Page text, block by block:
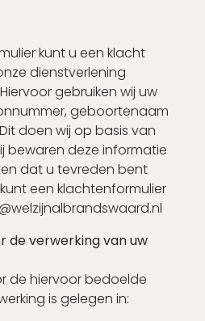
kunt u een klacht
dienstverlening
gebruiken wij uw
geboortenaam
doen wij op basis van
bewaren deze informatie
dat u tevreden bent
een klachtenformulier
de verwerking van uw
de hiervoor bedoelde
is gelegen in: